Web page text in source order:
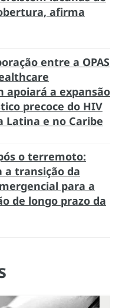
afirma
entre a OPAS
apoiará a expansão
precoce do HIV
Latina e no Caribe
o terremoto:
a transição da
para a
de longo prazo da